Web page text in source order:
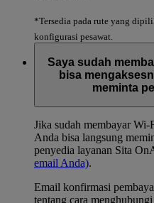
*Tersedia pada rute yang
konfigurasi pesawat.
Saya sudah
bisa
meminta
Jika sudah membayar
Anda bisa langsung
penyedia layanan Sita
email Anda).
Email konfirmasi
tentang cara